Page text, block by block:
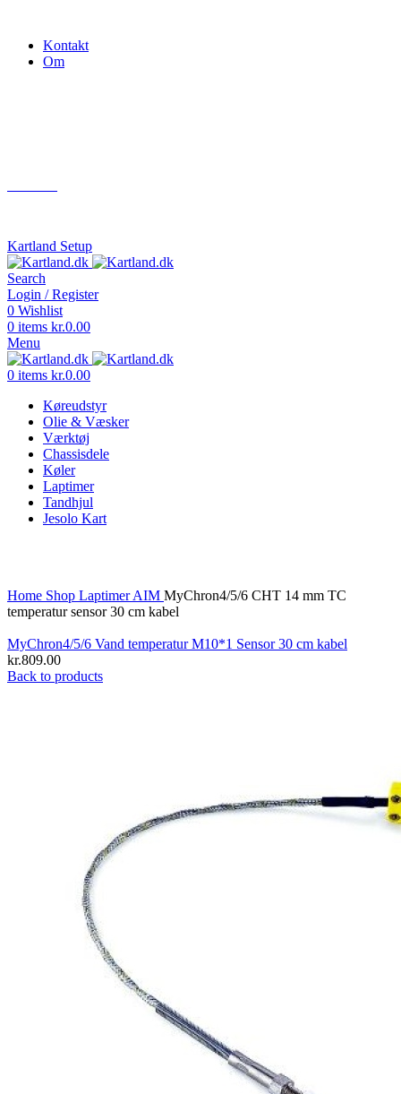
Kontakt
Om
Kartland Setup
Search
Login / Register
0 Wishlist
0 items kr.0.00
Menu
0 items kr.0.00
Køreudstyr
Olie & Væsker
Værktøj
Chassisdele
Køler
Laptimer
Tandhjul
Jesolo Kart
Home Shop LaptimerAIM MyChron4/5/6 CHT 14 mm TC
temperatur sensor 30 cm kabel
MyChron4/5/6 Vand temperatur M10*1 Sensor 30 cm kabel
kr.809.00
Back to products